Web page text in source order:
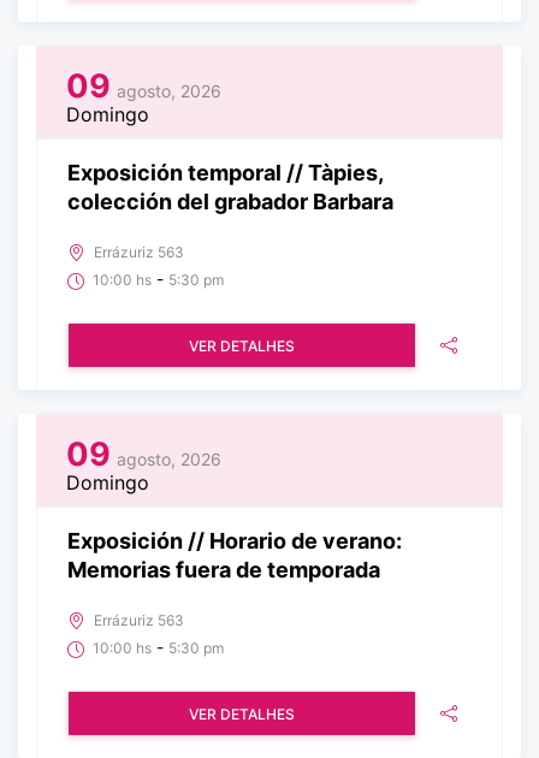
09 agosto, 2026
Domingo
Exposición temporal // Tàpies,
colección del grabador Barbara
Errázuriz 563
10:00 hs - 5:30 pm
VER DETALHES
09 agosto, 2026
Domingo
Exposición // Horario de verano:
Memorias fuera de temporada
Errázuriz 563
10:00 hs - 5:30 pm
VER DETALHES